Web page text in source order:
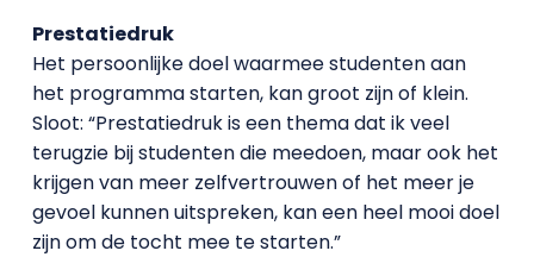
Prestatiedruk
Het persoonlijke doel waarmee studenten aan
het programma starten, kan groot zijn of klein.
Sloot: “Prestatiedruk is een thema dat ik veel
terugzie bij studenten die meedoen, maar ook het
krijgen van meer zelfvertrouwen of het meer je
gevoel kunnen uitspreken, kan een heel mooi doel
zijn om de tocht mee te starten.”